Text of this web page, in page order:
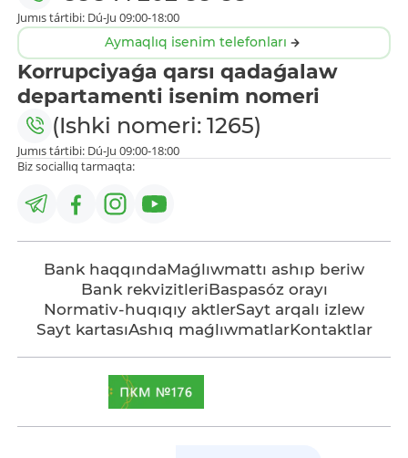
Jumıs tártibi: Dú-Ju 09:00-18:00
Aymaqlıq isenim telefonları
Korrupciyaǵa qarsı qadaǵalaw
departamenti isenim nomeri
(Ishki nomeri: 1265)
Jumıs tártibi: Dú-Ju 09:00-18:00
Biz sociallıq tarmaqta:
Bank haqqındaMaǵlıwmattı ashıp beriw
Bank rekvizitleriBaspasóz orayı
Normativ-huqıqıy aktlerSayt arqalı izlew
Sayt kartasıAshıq maǵlıwmatlarKontaktlar